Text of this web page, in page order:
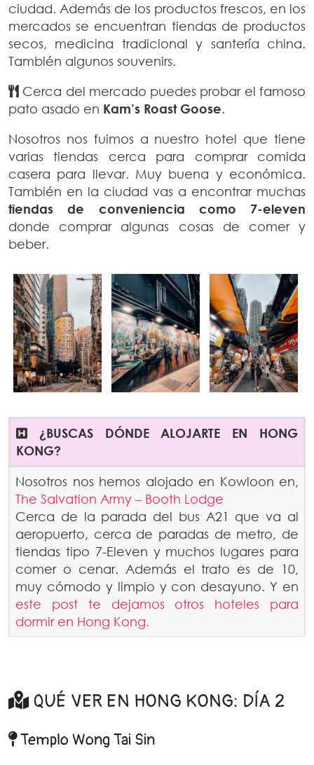
ciudad. Además de los productos frescos, en los
mercados se encuentran tiendas de productos
secos, medicina tradicional y santería china.
También algunos souvenirs.
Cerca del mercado puedes probar el famoso
pato asado en Kam’s Roast Goose.
Nosotros nos fuimos a nuestro hotel que tiene
varias tiendas cerca para comprar comida
casera para llevar. Muy buena y económica.
También en la ciudad vas a encontrar muchas
tiendas de conveniencia como 7-eleven
donde comprar algunas cosas de comer y
beber.
¿BUSCAS DÓNDE ALOJARTE EN HONG
KONG?
Nosotros nos hemos alojado en Kowloon en,
The Salvation Army – Booth Lodge
Cerca de la parada del bus A21 que va al
aeropuerto, cerca de paradas de metro, de
tiendas tipo 7-Eleven y muchos lugares para
comer o cenar. Además el trato es de 10,
muy cómodo y limpio y con desayuno. Y en
este post te dejamos otros hoteles para
dormir en Hong Kong.
QUÉ VER EN HONG KONG: DÍA 2
Templo Wong Tai Sin